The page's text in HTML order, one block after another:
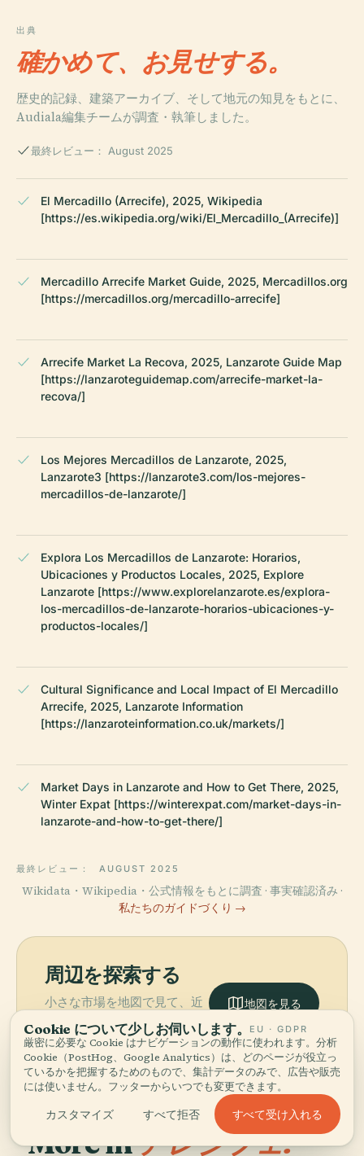
出典
確かめて、お見せする。
歴史的記録、建築アーカイブ、そして地元の知見をもとに、
Audiala編集チームが調査・執筆しました。
最終レビュー： August 2025
El Mercadillo (Arrecife), 2025, Wikipedia
[https://es.wikipedia.org/wiki/El_Mercadillo_(Arrecife)]
Mercadillo Arrecife Market Guide, 2025, Mercadillos.org
[https://mercadillos.org/mercadillo-arrecife]
Arrecife Market La Recova, 2025, Lanzarote Guide Map
[https://lanzaroteguidemap.com/arrecife-market-la-
recova/]
Los Mejores Mercadillos de Lanzarote, 2025,
Lanzarote3 [https://lanzarote3.com/los-mejores-
mercadillos-de-lanzarote/]
Explora Los Mercadillos de Lanzarote: Horarios,
Ubicaciones y Productos Locales, 2025, Explore
Lanzarote [https://www.explorelanzarote.es/explora-
los-mercadillos-de-lanzarote-horarios-ubicaciones-y-
productos-locales/]
Cultural Significance and Local Impact of El Mercadillo
Arrecife, 2025, Lanzarote Information
[https://lanzaroteinformation.co.uk/markets/]
Market Days in Lanzarote and How to Get There, 2025,
Winter Expat [https://winterexpat.com/market-days-in-
lanzarote-and-how-to-get-there/]
最終レビュー： AUGUST 2025
Wikidata・Wikipedia・公式情報をもとに調査 · 事実確認済み ·
私たちのガイドづくり →
周辺を探索する
小さな市場を地図で見て、近
くに何があるか発見しましょ
う。
地図を見る
More inアレシフェ.
Cookie について少しお伺いします。 EU · GDPR
厳密に必要な Cookie はナビゲーションの動作に使われます。分析
Cookie（PostHog、Google Analytics）は、どのページが役立っ
ているかを把握するためのもので、集計データのみで、広告や販売
には使いません。フッターからいつでも変更できます。
カスタマイズ すべて拒否 すべて受け入れる